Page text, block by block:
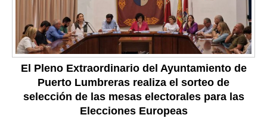
El Pleno Extraordinario del Ayuntamiento de
Puerto Lumbreras realiza el sorteo de
selección de las mesas electorales para las
Elecciones Europeas